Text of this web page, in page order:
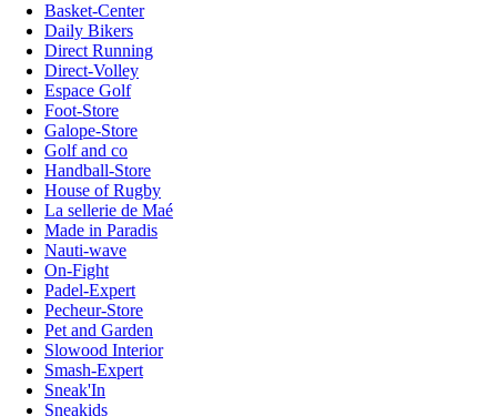
Basket-Center
Daily Bikers
Direct Running
Direct-Volley
Espace Golf
Foot-Store
Galope-Store
Golf and co
Handball-Store
House of Rugby
La sellerie de Maé
Made in Paradis
Nauti-wave
On-Fight
Padel-Expert
Pecheur-Store
Pet and Garden
Slowood Interior
Smash-Expert
Sneak'In
Sneakids